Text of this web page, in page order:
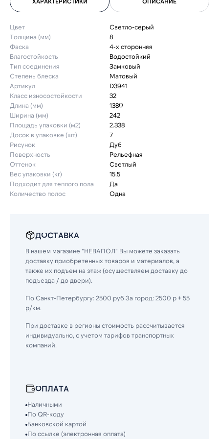
Цвет
Светло-серый
Толщина (мм)
8
Фаска
4-х сторонняя
Влагостойкость
Водостойкий
Тип соединения
Замковый
Степень блеска
Матовый
Артикул
D3941
Класс износостойкости
32
Длина (мм)
1380
Ширина (мм)
242
Площадь упаковки (м2)
2.338
Досок в упаковке (шт)
7
Рисунок
Дуб
Поверхность
Рельефная
Оттенок
Светлый
Вес упаковки (кг)
15.5
Подходит для теплого пола
Да
Количество полос
Одна
ДОСТАВКА
В нашем магазине "НЕВАПОЛ" Вы можете заказать
доставку приобретенных товаров и материалов, а
также их подъем на этаж (осуществляем доставку до
подъезда / до двери).
По Санкт-Петербургу: 2500 руб За город: 2500 р + 55
р/км.
При доставке в регионы стоимость рассчитывается
индивидуально, с учетом тарифов транспортных
компаний.
ОПЛАТА
Наличными
По QR-коду
Банковской картой
По ссылке (электронная оплата)